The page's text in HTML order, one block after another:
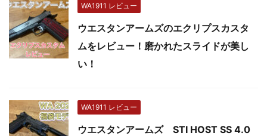
WA1911 レビュー
ウエスタンアームズのエクリプスカスタ
ムをレビュー！磨かれたスライドが美し
い！
WA1911 レビュー
ウエスタンアームズ STI HOST SS 4.0